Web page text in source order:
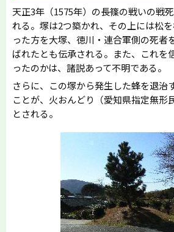
天正3年（1575年）の長篠の戦いの戦
れる。塚は2つ築かれ、その上には松
った方を大塚、徳川・連合軍側の死者
ばれたとも伝承される。また、これを
ったのかは、諸説あって不明である。
さらに、この塚から発生した蜂を退治
ことが、火おんどり（愛知県指定無形
とされる。